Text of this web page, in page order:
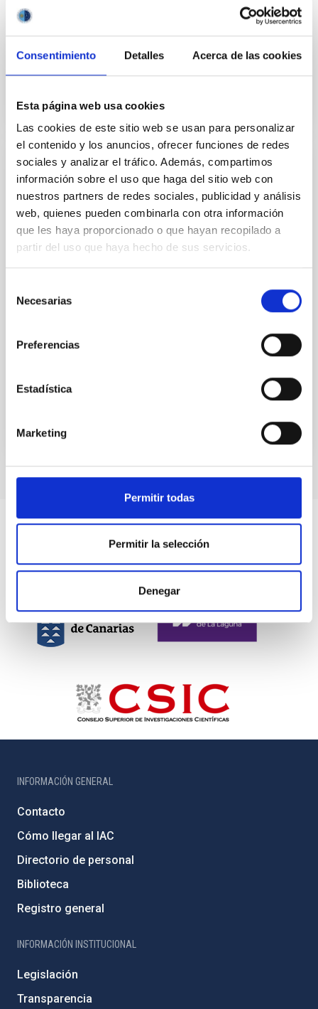
Consentimiento Detalles Acerca de las cookies
Esta página web usa cookies
Las cookies de este sitio web se usan para personalizar
el contenido y los anuncios, ofrecer funciones de redes
sociales y analizar el tráfico. Además, compartimos
información sobre el uso que haga del sitio web con
nuestros partners de redes sociales, publicidad y análisis
web, quienes pueden combinarla con otra información
que les haya proporcionado o que hayan recopilado a
partir del uso que haya hecho de sus servicios.
Necesarias
Preferencias
Estadística
Marketing
Permitir todas
Permitir la selección
Denegar
27 Abr 2023 - 10:30 Europe/London
Anteriores
VÍDEO DE LA CHARLA
Pristine stars in the Milky-Way and beyond
To understand the early phases of galaxy formation,
metal-poor stars in the local universe play a special
rôle, allowing to trace both how galactic assembly
proceeds, and the conditions in which early star
Aula
Anteriores
INFORMACIÓN GENERAL
Contacto
Cómo llegar al IAC
Directorio de personal
Biblioteca
Registro general
INFORMACIÓN INSTITUCIONAL
Legislación
Transparencia